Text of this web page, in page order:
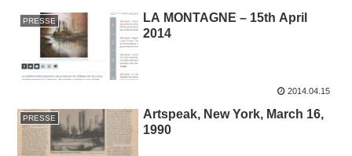
PRESSE
LA MONTAGNE – 15th April
2014
2014.04.15
PRESSE
Artspeak, New York, March 16,
1990